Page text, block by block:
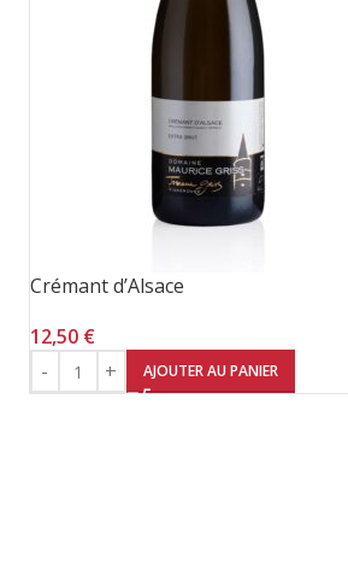
Crémant d’Alsace
12,50 €
AJOUTER AU PANIER